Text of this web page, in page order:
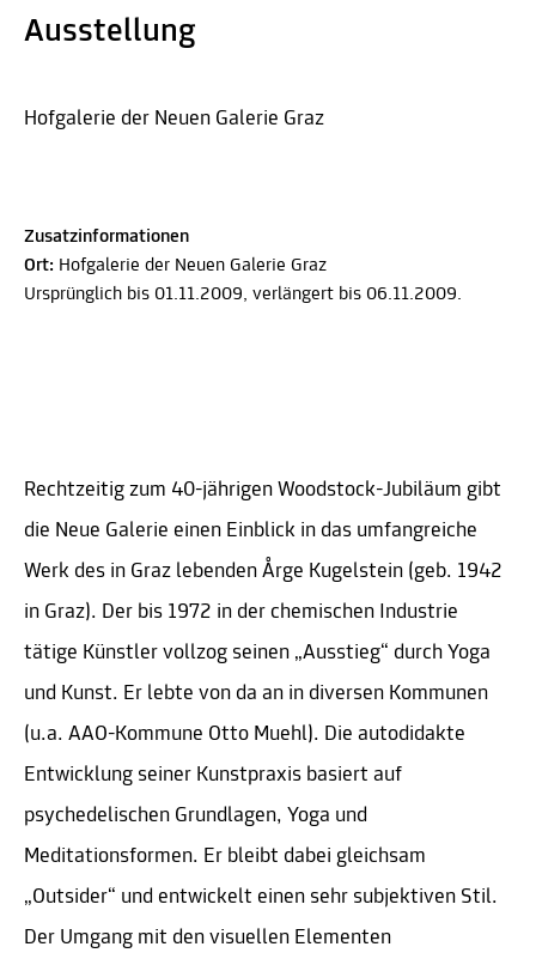
Ausstellung
Hofgalerie der Neuen Galerie Graz
Zusatzinformationen
Ort: Hofgalerie der Neuen Galerie Graz
Ursprünglich bis 01.11.2009, verlängert bis 06.11.2009.
Rechtzeitig zum 40-jährigen Woodstock-Jubiläum gibt
die Neue Galerie einen Einblick in das umfangreiche
Werk des in Graz lebenden Årge Kugelstein (geb. 1942
in Graz). Der bis 1972 in der chemischen Industrie
tätige Künstler vollzog seinen „Ausstieg“ durch Yoga
und Kunst. Er lebte von da an in diversen Kommunen
(u.a. AAO-Kommune Otto Muehl). Die autodidakte
Entwicklung seiner Kunstpraxis basiert auf
psychedelischen Grundlagen, Yoga und
Meditationsformen. Er bleibt dabei gleichsam
„Outsider“ und entwickelt einen sehr subjektiven Stil.
Der Umgang mit den visuellen Elementen